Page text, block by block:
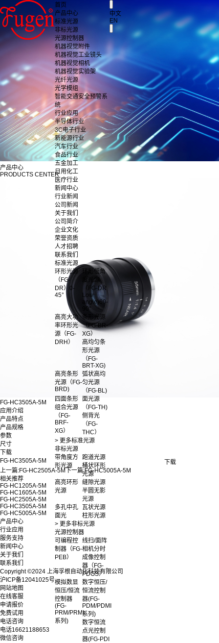
首页
产品中心
标准光源
非标光源
光源控制器
机器视觉附件
机器视觉工业镜头
机器视觉相机
机器视觉实验架
光纤光源
光学模组
智能交通安全预警系
统
行业应用
半导体行业
3C电子行业
新能源行业
汽车行业
食品行业
五金加工
日用化工
医疗行业
新闻中心
行业新闻
公司新闻
关于我们
公司简介
企业文化
荣誉资质
人才招聘
联系我们
标准光源
环形光源
（FG-
DR）0-
45°
环形低角
度光源
（FG-DR
Low
angle)60-
90°
高亮大功
率环形光
源（FG-
DRH）
条形光源
（FG-BR-
XG）
高均匀条
形光源
（FG-
BRT-XG)
高亮条形
光源（FG-
BRD)
弧状高均
匀光源
（FG-BL)
四面条形
组合光源
（FG-
BRF-
XG）
面光源
（FG-TH)
侧背光
（FG-
THC）
> 更多标准光源
非标光源
带角度方
形光源
跑道光源
桶状环形
光源
高亮环形
光源
缝隙光源
半圆无影
光源
多孔中孔
面光
瓦状光源
柱形光源
> 更多非标光源
光源控制器
可编程控
制器（FG-
PEB）
线扫/面阵
相机分时
成像控制
器（FG-
PDGS）
模拟数显
恒压/恒流
控制器
(FG-
PRM/PRMI
系列)
数字恒压/
恒流控制
器(FG-
PDM/PDMI
系列)
数字恒流
点光控制
器(FG-PDI
中文
EN
产品中心
PRODUCTS CENTER
FG-HC3505A-5M
应用介绍
产品特点
产品规格
参数
尺寸
下载
FG-HC3505A-5M
下载
上一篇:FG-HC2505A-5M下一篇:FG-HC5005A-5M
相关推荐
FG-HC1205A-5M
FG-HC1605A-5M
FG-HC2505A-5M
FG-HC3505A-5M
FG-HC5005A-5M
产品中心
行业应用
服务支持
新闻中心
关于我们
联系我们
Copyright ©2024 上海孚根自动化科技有限公司
沪ICP备12041025号
网站地图
在线客服
申请报价
免费试用
电话咨询
电话16621188653
微信咨询